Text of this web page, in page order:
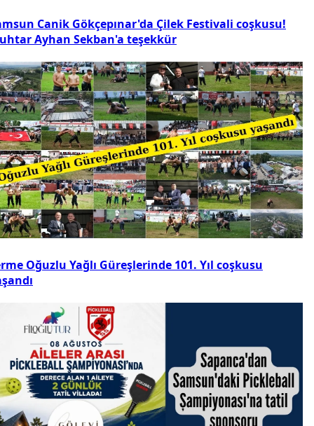
Canik Gökçepınar'da Çilek Festivali coşkusu!
Ayhan Sekban'a teşekkür
Oğuzlu Yağlı Güreşlerinde 101. Yıl coşkusu